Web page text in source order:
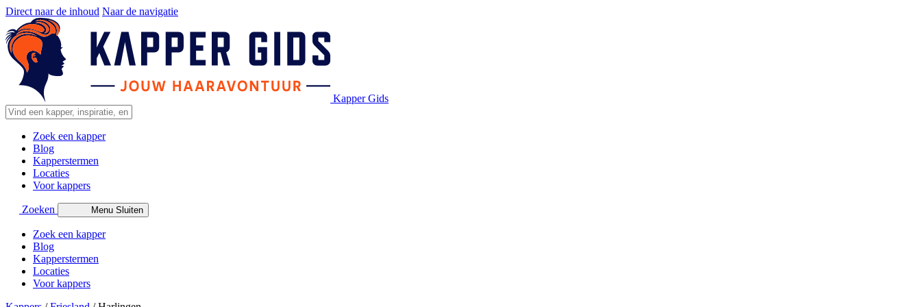
Direct naar de inhoud Naar de navigatie
Kapper Gids
Zoek een kapper
Blog
Kapperstermen
Locaties
Voor kappers
Zoeken Menu Sluiten
Zoek een kapper
Blog
Kapperstermen
Locaties
Voor kappers